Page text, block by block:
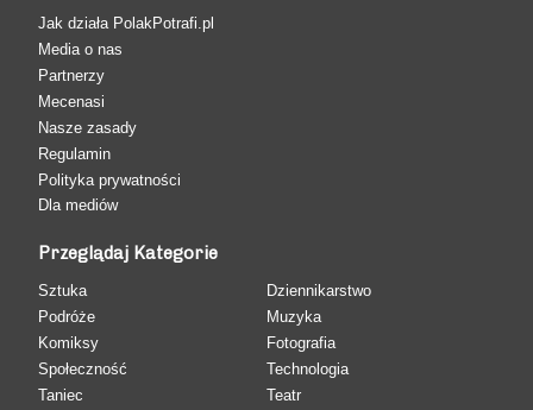
Jak działa PolakPotrafi.pl
Media o nas
Partnerzy
Mecenasi
Nasze zasady
Regulamin
Polityka prywatności
Dla mediów
Przeglądaj Kategorie
Sztuka
Podróże
Komiksy
Społeczność
Taniec
Dziennikarstwo
Muzyka
Fotografia
Technologia
Teatr